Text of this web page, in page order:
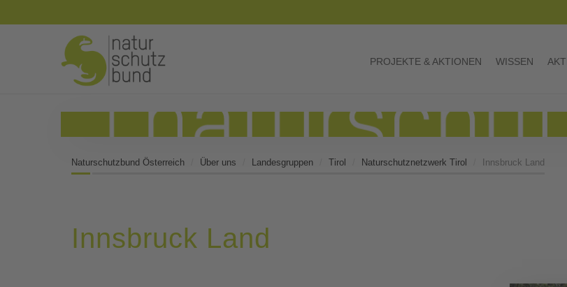
PROJEKTE & AKTIONEN WISSEN
Naturschutzbund Österreich Über uns Landesgruppen Tirol Naturschutznetzwerk Tirol Innsbruck Land
Innsbruck Land